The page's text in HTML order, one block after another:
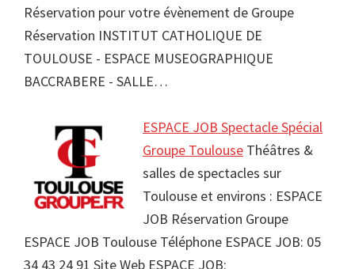
Réservation pour votre évènement de Groupe
Réservation INSTITUT CATHOLIQUE DE
TOULOUSE - ESPACE MUSEOGRAPHIQUE
BACCRABERE - SALLE…
ESPACE JOB Spectacle Spécial
Groupe Toulouse Théâtres &
salles de spectacles sur
Toulouse et environs : ESPACE
JOB Réservation Groupe
ESPACE JOB Toulouse Téléphone ESPACE JOB: 05
34 43 24 91 Site Web ESPACE JOB: